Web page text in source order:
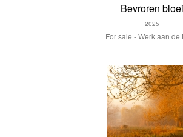
Bevroren bloei
2025
For sale - Werk aan de